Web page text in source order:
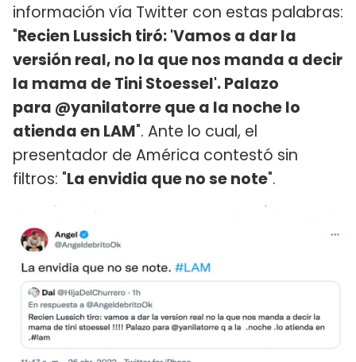
información vía Twitter con estas palabras:
"Recien Lussich tiró: 'Vamos a dar la
versión real, no la que nos manda a decir
la mama de Tini Stoessel'. Palazo
para @yanilatorre que a la noche lo
atienda en LAM". Ante lo cual, el
presentador de América contestó sin
filtros: "La envidia que no se note".